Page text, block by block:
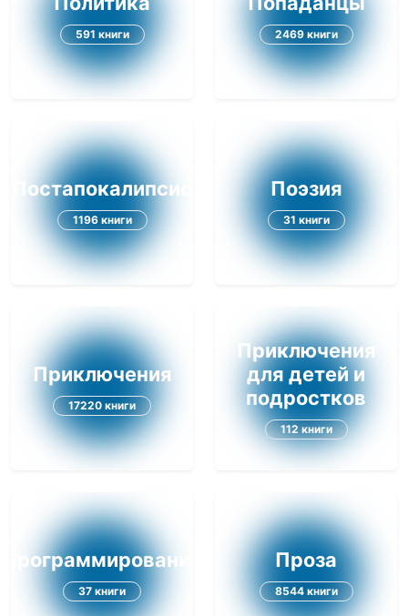
591 книги 2469 книги
Постапокалипсис
1196 книги
Поэзия
31 книги
Приключения
17220 книги
Приключения
для детей и
подростков
112 книги
Программирование
37 книги
Проза
8544 книги